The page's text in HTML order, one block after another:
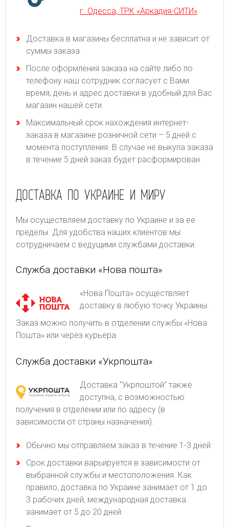
г. Одесса, ТРК «Аркадия-СИТИ»
Доставка в магазины бесплатна и не зависит от
суммы заказа.
После оформления заказа на сайте либо по
телефону наш сотрудник согласует с Вами
время, день и адрес доставки в удобный для Вас
магазин нашей сети.
Максимальный срок нахождения интернет-
заказа в магазине розничной сети – 5 дней с
момента поступления. В случае не выкупа заказа
в течение 5 дней заказ будет расформирован.
ДОСТАВКА ПО УКРАИНЕ И МИРУ
Мы осуществляем доставку по Украине и за ее
пределы. Для удобства наших клиентов мы
сотрудничаем с ведущими службами доставки.
Служба доставки «Нова пошта»
«Нова Пошта» осуществляет
доставку в любую точку Украины.
Заказ можно получить в отделении службы «Нова
Пошта» или через курьера.
Служба доставки «Укрпошта»
Доставка "Укрпоштой" также
доступна, с возможностью
получения в отделении или по адресу (в
зависимости от страны назначения).
Обычно мы отправляем заказ в течение 1-3 дней.
Срок доставки варьируется в зависимости от
выбранной службы и местоположения. Как
правило, доставка по Украине занимает от 1 до
3 рабочих дней, международная доставка
занимает от 5 до 20 дней.